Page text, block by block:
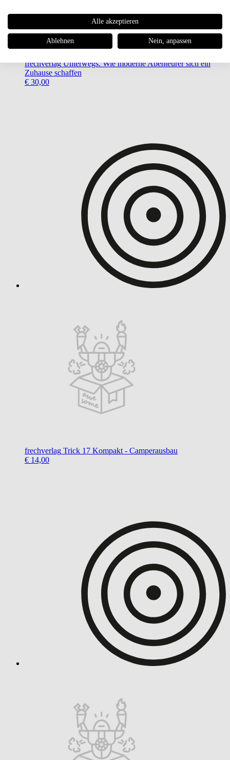
frechverlag Unterwegs. Wie moderne Abenteurer sich ein
Zuhause schaffen
€ 30,00
frechverlag Trick 17 Kompakt - Camperausbau
€ 14,00
Alle akzeptieren
Ablehnen Nein, anpassen